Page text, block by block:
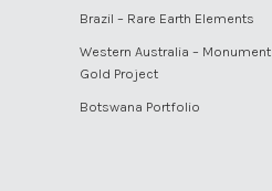
Brazil – Rare Earth Elements
Western Australia – Monument
Gold Project
Botswana Portfolio